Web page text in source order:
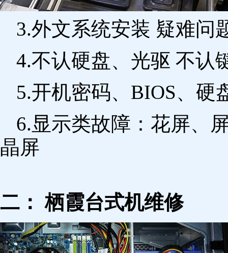
3.外文系统安装 疑难问
4.不认硬盘、光驱 不认
5.开机密码、BIOS、硬
6.显示类故障：花屏、
晶屏
二： 栖霞台式机维修